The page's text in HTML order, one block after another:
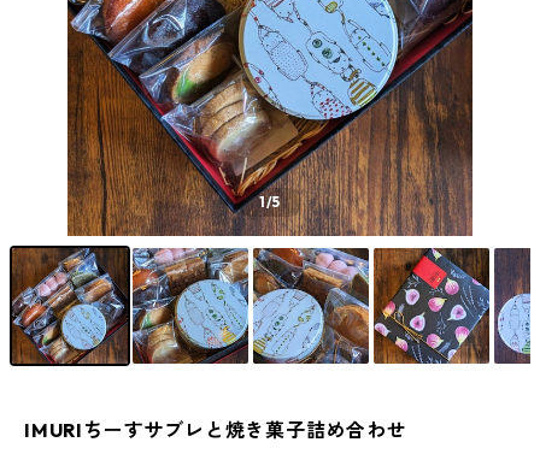
1/5
IMURIちーすサブレと焼き菓子詰め合わせ